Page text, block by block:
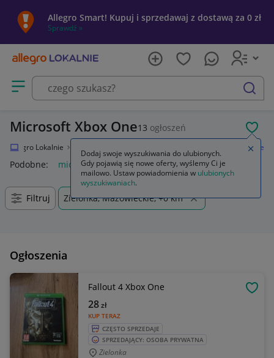
Allegro Smart! Kupuj i sprzedawaj z dostawą za 0 zł
Sprawdź »
Otwórz menu z kategoriami
szukaj
Microsoft Xbox One13 ogłoszeń
Allegro Lokalnie Microsoft Xbox One
Podobne: microsoft xbox one
Filtruj Zielonka, Mazowieckie, +0 km
Ogłoszenia
Fallout 4 Xbox One
KUP TERAZ
28zł
CZĘSTO SPRZEDAJE
SPRZEDAJĄCY: OSOBA PRYWATNA
Zielonka
Dodaj swoje wyszukiwania do ulubionych.
Gdy pojawią się nowe oferty, wyślemy Ci je
mailowo. Ustaw powiadomienia w ulubionych
wyszukiwaniach.